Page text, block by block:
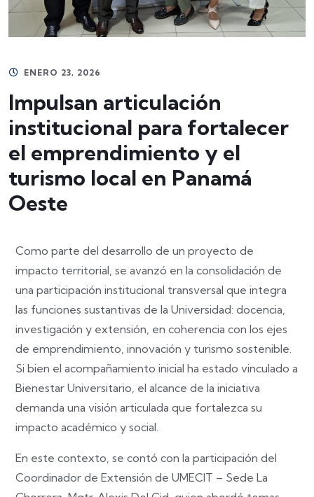
ENERO 23, 2026
Impulsan articulación
institucional para fortalecer
el emprendimiento y el
turismo local en Panamá
Oeste
Como parte del desarrollo de un proyecto de
impacto territorial, se avanzó en la consolidación de
una participación institucional transversal que integra
las funciones sustantivas de la Universidad: docencia,
investigación y extensión, en coherencia con los ejes
de emprendimiento, innovación y turismo sostenible.
Si bien el acompañamiento inicial ha estado vinculado a
Bienestar Universitario, el alcance de la iniciativa
demanda una visión articulada que fortalezca su
impacto académico y social.
En este contexto, se contó con la participación del
Coordinador de Extensión de UMECIT – Sede La